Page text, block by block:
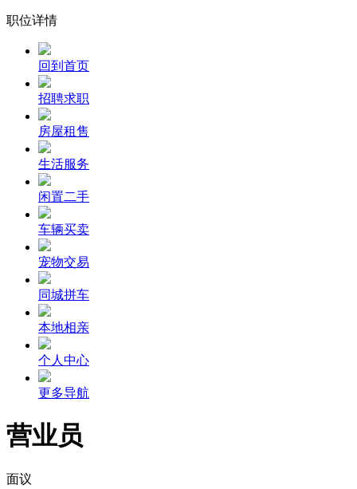
职位详情
回到首页
招聘求职
房屋租售
生活服务
闲置二手
车辆买卖
宠物交易
同城拼车
本地相亲
个人中心
更多导航
营业员
面议